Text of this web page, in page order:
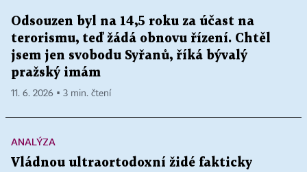
Odsouzen byl na 14,5 roku za účast na
terorismu, teď žádá obnovu řízení. Chtěl
jsem jen svobodu Syřanů, říká bývalý
pražský imám
11. 6. 2026 ▪ 3 min. čtení
ANALÝZA
Vládnou ultraortodoxní židé fakticky